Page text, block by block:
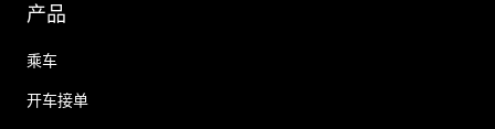
产品
乘车
开车接单